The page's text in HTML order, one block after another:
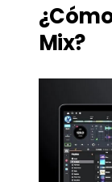
Mix?